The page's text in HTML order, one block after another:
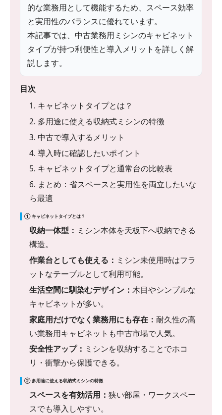
的な業務用として機能するため、スペース効率
と実用性のバランスに優れています。
本記事では、中古業務用ミシンのキャビネット
タイプが持つ利便性と導入メリットを詳しく解
説します。
目次
1. キャビネットタイプとは？
2. 多用途に使える収納式ミシンの特徴
3. 中古で導入するメリット
4. 導入時に確認したいポイント
5. キャビネットタイプと通常台の比較表
6. まとめ：省スペースと実用性を両立したいな
ら最適
① キャビネットタイプとは？
収納一体型： ミシン本体を天板下へ収納できる
構造。
作業台としても使える： ミシン未使用時はフラ
ットなテーブルとして利用可能。
生活空間に馴染むデザイン： 木目やシンプルな
キャビネットが多い。
家庭用だけでなく業務用にも存在： 耐久性の高
い業務用キャビネットも中古市場で人気。
安全性アップ： ミシンを収納することでホコ
リ・衝撃から保護できる。
② 多用途に使える収納式ミシンの特徴
スペースを有効活用： 狭い部屋・ワークスペー
スでも導入しやすい。